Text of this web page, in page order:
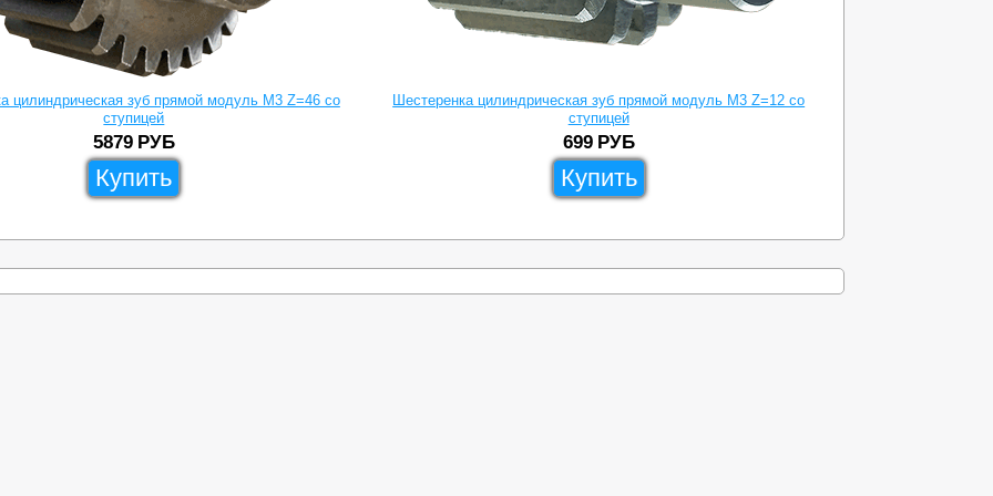
цилиндрическая зуб прямой модуль M3 Z=46 со
ступицей
5879 РУБ
Купить
Шестеренка цилиндрическая зуб прямой модуль M3 Z=12 со
ступицей
699 РУБ
Купить